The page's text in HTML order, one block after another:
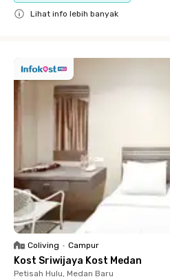
Lihat info lebih banyak
Coliving • Campur
Kost Sriwijaya Kost Medan
Petisah Hulu, Medan Baru